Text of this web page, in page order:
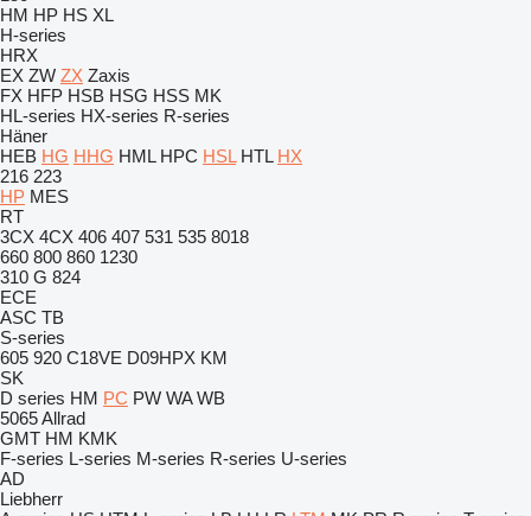
HM HP HS XL
H-series
HRX
EX ZW ZX Zaxis
FX HFP HSB HSG HSS MK
HL-series HX-series R-series
Häner
HEB HG HHG HML HPC HSL HTL HX
216 223
HP MES
RT
3CX 4CX 406 407 531 535 8018
660 800 860 1230
310 G 824
ECE
ASC TB
S-series
605 920 C18VE D09HPX KM
SK
D series HM PC PW WA WB
5065Allrad
GMT HM KMK
F-series L-series M-series R-series U-series
AD
Liebherr